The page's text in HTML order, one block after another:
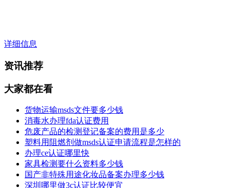
详细信息
资讯推荐
大家都在看
货物运输msds文件要多少钱
消毒水办理fda认证费用
危废产品的检测登记备案的费用是多少
塑料用阻燃剂做msds认证申请流程是怎样的
办理ce认证哪里快
家具检测要什么资料多少钱
国产非特殊用途化妆品备案办理多少钱
深圳哪里做3c认证比较便宜